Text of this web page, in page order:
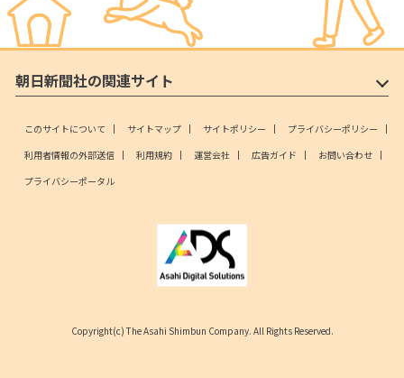
朝日新聞社の関連サイト
このサイトについて サイトマップ サイトポリシー
プライバシーポリシー
利用者情報の外部送信
利用規約 運営会社 広告ガイド
お問い合わせ
プライバシーポータル
Copyright(c) The Asahi Shimbun Company. All Rights Reserved.